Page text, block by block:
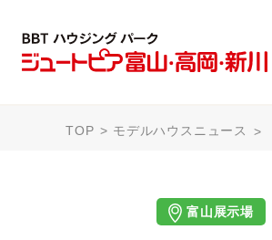
TOP モデルハウスニュース
富山展示場